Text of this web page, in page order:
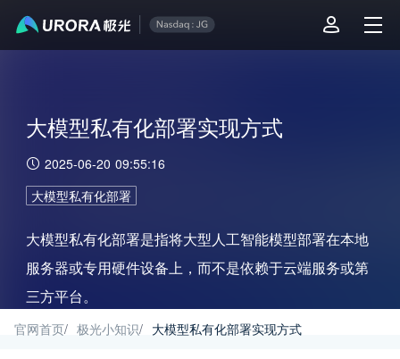
大模型私有化部署实现方式
2025-06-20 09:55:16
大模型私有化部署
大模型私有化部署是指将大型人工智能模型部署在本地
服务器或专用硬件设备上，而不是依赖于云端服务或第
三方平台。
官网首页/ 极光小知识/ 大模型私有化部署实现方式